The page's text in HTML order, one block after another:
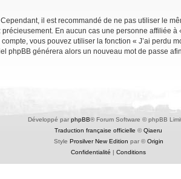
il est recommandé de ne pas utiliser le
En aucun cas une personne affiliée
vous pouvez utiliser la fonction « J’ai
phpBB générera alors un nouveau mot de passe
Développé par phpBB® Forum Software © phpBB
Traduction française officielle ©Qiaeru
Style Prosilver New Edition par ©Origin
Confidentialité
Conditions